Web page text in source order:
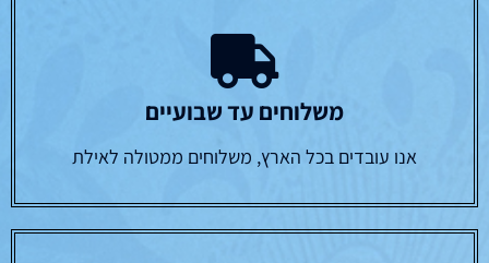
משלוחים עד שבועיים
אנו עובדים בכל הארץ, משלוחים ממטולה לאילת